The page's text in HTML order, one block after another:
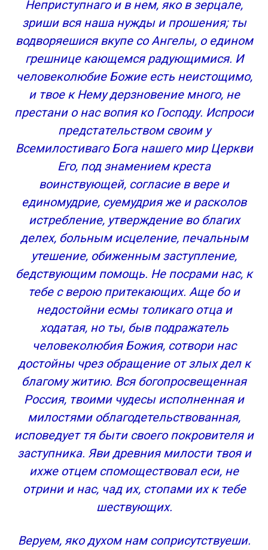
Неприступнаго и в нем, яко в зерцале,
зриши вся наша нужды и прошения; ты
водворяешися вкупе со Ангелы, о едином
грешнице кающемся радующимися. И
человеколюбие Божие есть неистощимо,
и твое к Нему дерзновение много, не
престани о нас вопия ко Господу. Испроси
предстательством своим у
Всемилостиваго Бога нашего мир Церкви
Его, под знамением креста
воинствующей, согласие в вере и
единомудрие, суемудрия же и расколов
истребление, утверждение во благих
делех, больным исцеление, печальным
утешение, обиженным заступление,
бедствующим помощь. Не посрами нас, к
тебе с верою притекающих. Аще бо и
недостойни есмы толикаго отца и
ходатая, но ты, быв подражатель
человеколюбия Божия, сотвори нас
достойны чрез обращение от злых дел к
благому житию. Вся богопросвещенная
Россия, твоими чудесы исполненная и
милостями облагодетельствованная,
исповедует тя быти своего покровителя и
заступника. Яви древния милости твоя и
ихже отцем спомоществовал еси, не
отрини и нас, чад их, стопами их к тебе
шествующих.
Веруем, яко духом нам соприсутствуеши.